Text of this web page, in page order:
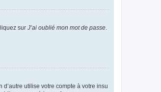
sur J’ai oublié mon mot de passe
utilise votre compte à votre insu